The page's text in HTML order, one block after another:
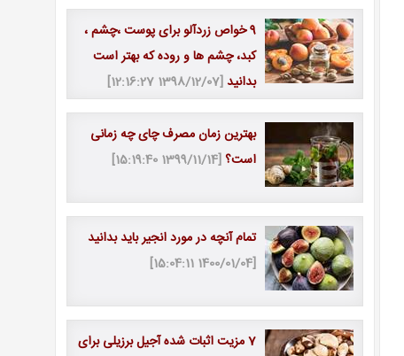
9 خواص زردآلو برای پوست ،چشم ،
کبد، چشم ها و روده که بهتر است
بدانید[1398/12/07 12:16:27]
بهترین زمان مصرف چای چه زمانی
است؟[1399/11/14 15:19:40]
تمام آنچه در مورد انجیر باید بدانید
[1400/01/04 15:04:11]
7 مزیت اثبات شده آجیل برزیلی برای